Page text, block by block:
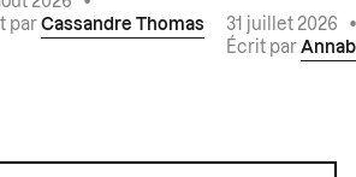
par Cassandre Thomas 31 juillet 2026
Écrit par